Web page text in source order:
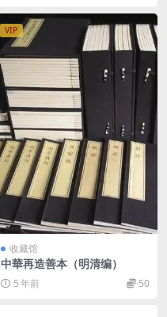
VIP
收藏馆
中華再造善本（明清编）
5 年前 50